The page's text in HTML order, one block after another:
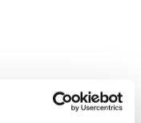
Larsens Trio